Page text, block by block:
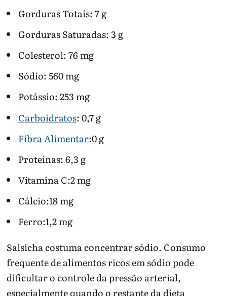
Gorduras Totais: 7 g
Gorduras Saturadas: 3 g
Colesterol: 76 mg
Sódio: 560 mg
Potássio: 253 mg
Carboidratos: 0,7 g
Fibra Alimentar:0 g
Proteínas: 6,3 g
Vitamina C:2 mg
Cálcio:18 mg
Ferro:1,2 mg
Salsicha costuma concentrar sódio. Consumo
frequente de alimentos ricos em sódio pode
dificultar o controle da pressão arterial,
especialmente quando o restante da dieta